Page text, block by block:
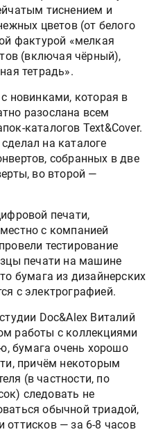
тиснением и
цветов (от белого
фактурой «мелкая
(включая чёрный),
тетрадь».
новинками, которая в
разослана всем
каталогов Text&Cover.
на каталоге
собранных в две
во второй —
печати,
с компанией
тестирование
печати на машине
бумага из дизайнерских
с электрографией.
Doc&Alex Виталий
работы с коллекциями
бумага очень хорошо
причём некоторым
(в частности, по
следовать не
обычной триадой,
— за 6-8 часов